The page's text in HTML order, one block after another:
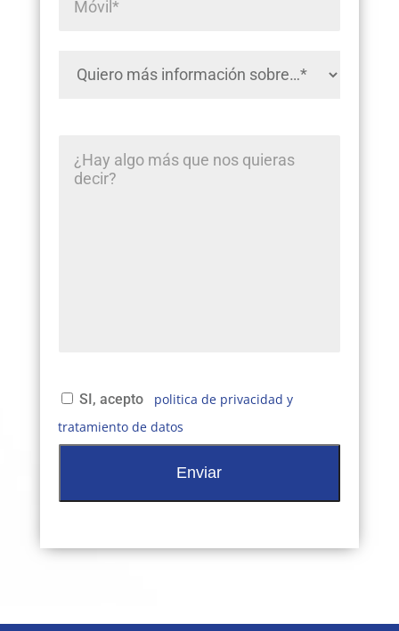
SI, acepto
politica de privacidad y
tratamiento de datos
a
e